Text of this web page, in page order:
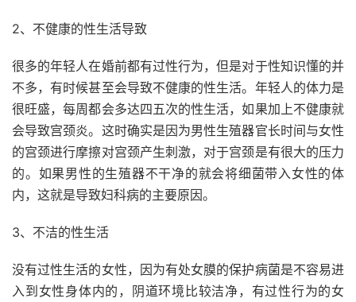
2、不健康的性生活导致
很多的年轻人在婚前都有过性行为，但是对于性知识懂的并
不多，有时候甚至会导致不健康的性生活。年轻人的体力是
很旺盛，每周都会多达四五次的性生活，如果加上不健康就
会导致宫颈炎。这时确实是因为男性生殖器官长时间与女性
的宫颈进行摩擦对宫颈产生刺激，对于宫颈是有很大的压力
的。如果男性的生殖器不干净的就会将细菌带入女性的体
内，这就是导致妇科病的主要原因。
3、不洁的性生活
没有过性生活的女性，因为有处女膜的保护病菌是不容易进
入到女性身体内的，阴道环境比较洁净，有过性行为的女